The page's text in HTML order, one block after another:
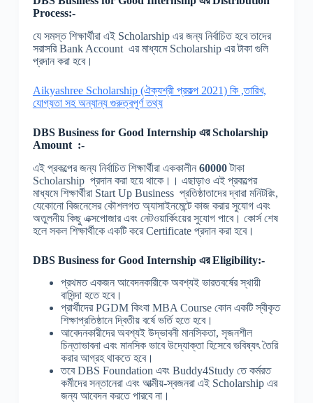
Process:-
যে সমস্ত শিক্ষার্থীরা এই Scholarship এর জন্য নির্বাচিত হবে তাদের
সরাসরি Bank Account এর মাধ্যমে Scholarship এর টাকা গুলি
প্রদান করা হবে।
Aikyashree Scholarship (ঐক্যশ্রী প্রকল্প 2021) কি ,তারিখ,
যোগ্যতা সহ অন্যান্য গুরুত্বপূর্ণ তথ্য
DBS Business for Good Internshipএর Scholarship
Amount :-
এই প্রকল্পের জন্য নির্বাচিত শিক্ষার্থীরা এককালীন 60000টাকা
Scholarship প্রদান করা হয়ে থাকে।। এছাড়াও এই প্রকল্পের
মাধ্যমে শিক্ষার্থীরা Start Up Business প্রতিষ্ঠাতাদের দ্বারা মনিটরিং,
যেকোনো বিজনেসের কৌশলগত অ্যাসাইনমেন্টে কাজ করার সুযোগ এবং
অতুলনীয় কিছু এক্সপোজার এবং নেটওয়ার্কিংয়ের সুযোগ পাবে। কোর্স শেষ
হলে সকল শিক্ষার্থীকে একটি করে Certificate প্রদান করা হবে।
DBS Business for Good Internshipএর Eligibility:-
প্রথমত একজন আবেদনকারীকে অবশ্যই ভারতবর্ষের স্থায়ী
বাসিন্দা হতে হবে।
প্রার্থীদের PGDM কিংবা MBA Course কোন একটি স্বীকৃত
শিক্ষাপ্রতিষ্ঠানে দ্বিতীয় বর্ষে ভর্তি হতে হবে।
আবেদনকারীদের অবশ্যই উদ্ভাবনী মানসিকতা, সৃজনশীল
চিন্তাভাবনা এবং মানসিক ভাবে উদ্যোক্তা হিসেবে ভবিষ্যৎ তৈরি
করার আগ্রহ থাকতে হবে।
তবে DBS Foundation এবং Buddy4Study তে কর্মরত
কর্মীদের সন্তানেরা এবং আত্মীয়-স্বজনরা এই Scholarship এর
জন্য আবেদন করতে পারবে না।